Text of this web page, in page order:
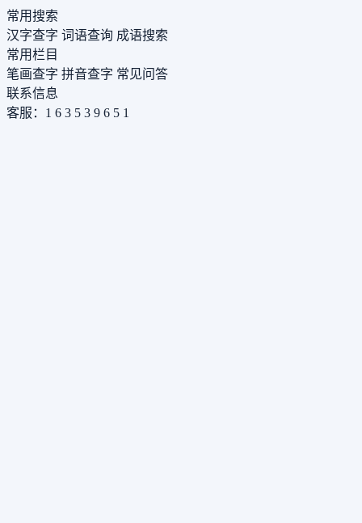
常用搜索
汉字查字 词语查询 成语搜索
常用栏目
笔画查字 拼音查字 常见问答
联系信息
客服：1 6 3 5 3 9 6 5 1